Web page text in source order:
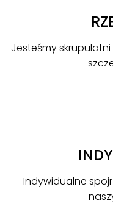
Jesteśmy
Indywidualne